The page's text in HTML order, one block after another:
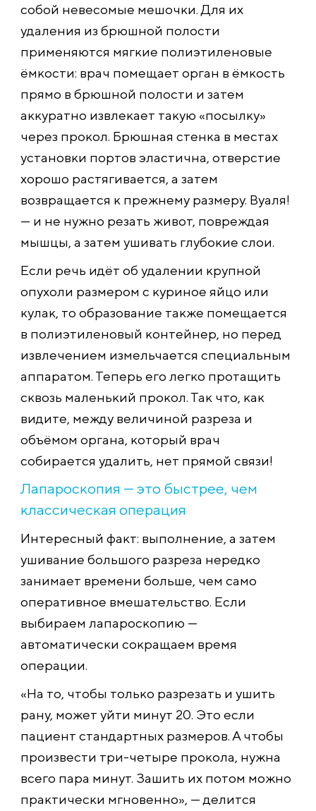
собой невесомые мешочки. Для их
удаления из брюшной полости
применяются мягкие полиэтиленовые
ёмкости: врач помещает орган в ёмкость
прямо в брюшной полости и затем
аккуратно извлекает такую «посылку»
через прокол. Брюшная стенка в местах
установки портов эластична, отверстие
хорошо растягивается, а затем
возвращается к прежнему размеру. Вуаля!
— и не нужно резать живот, повреждая
мышцы, а затем ушивать глубокие слои.
Если речь идёт об удалении крупной
опухоли размером с куриное яйцо или
кулак, то образование также помещается
в полиэтиленовый контейнер, но перед
извлечением измельчается специальным
аппаратом. Теперь его легко протащить
сквозь маленький прокол. Так что, как
видите, между величиной разреза и
объёмом органа, который врач
собирается удалить, нет прямой связи!
Лапароскопия — это быстрее, чем
классическая операция
Интересный факт: выполнение, а затем
ушивание большого разреза нередко
занимает времени больше, чем само
оперативное вмешательство. Если
выбираем лапароскопию —
автоматически сокращаем время
операции.
«На то, чтобы только разрезать и ушить
рану, может уйти минут 20. Это если
пациент стандартных размеров. А чтобы
произвести три-четыре прокола, нужна
всего пара минут. Зашить их потом можно
практически мгновенно», — делится